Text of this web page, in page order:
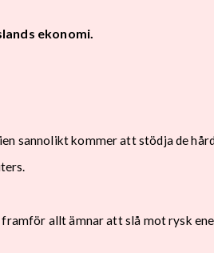
ekonomi.
sannolikt kommer att stödja de
allt ämnar att slå mot rysk